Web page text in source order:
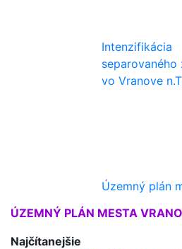
Intenzifikácia
separovaného
vo Vranove
Územný plán
ÚZEMNÝ PLÁN MESTA
Najčítanejšie